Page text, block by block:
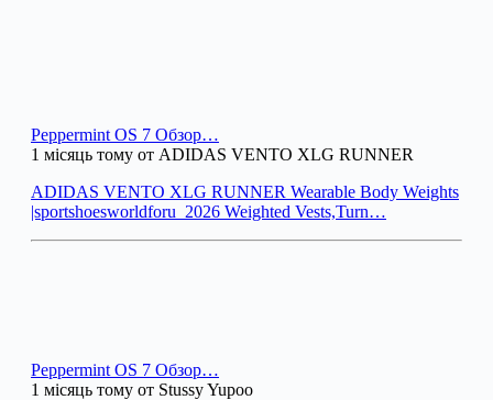
Peppermint OS 7 Обзор…
1 місяць тому от ADIDAS VENTO XLG RUNNER
ADIDAS VENTO XLG RUNNER Wearable Body Weights
|sportshoesworldforu_2026 Weighted Vests,Turn…
Peppermint OS 7 Обзор…
1 місяць тому от Stussy Yupoo